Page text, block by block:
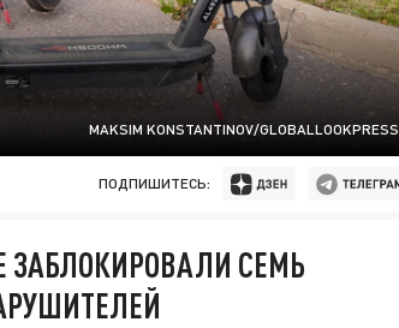
MAKSIM KONSTANTINOV/GLOBALLOOKPRESS
ПОДПИШИТЕСЬ:
ЗАБЛОКИРОВАЛИ СЕМЬ